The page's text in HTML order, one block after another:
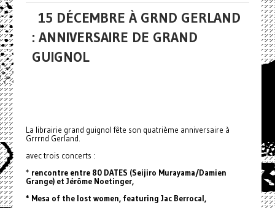
15 DÉCEMBRE À GRND GERLAND
: ANNIVERSAIRE DE GRAND
GUIGNOL
La librairie grand guignol fête son quatrième anniversaire à
Grrrnd Gerland.
avec trois concerts :
* rencontre entre 80 DATES (Seijiro Murayama/Damien
Grange) et Jérôme Noetinger,
* Mesa of the lost women, featuring Jac Berrocal,